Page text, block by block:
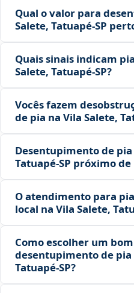
Qual o valor para
Salete, Tatuapé‑SP
Quais sinais indicam
Salete, Tatuapé‑SP?
Vocês fazem
de pia na Vila Salete,
Desentupimento de pia
Tatuapé‑SP próximo
O atendimento para
local na Vila Salete,
Como escolher um
desentupimento de pia
Tatuapé‑SP?